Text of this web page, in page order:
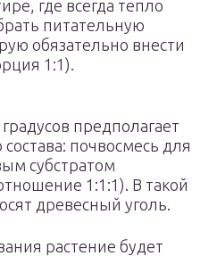
где всегда тепло
питательную
обязательно внести
1:1).
предполагает
почвосмесь для
субстратом
1:1:1). В такой
древесный уголь.
растение будет